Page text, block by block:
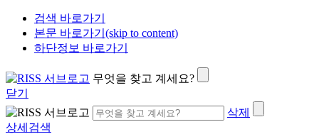
검색 바로가기
본문 바로가기(skip to content)
하단정보 바로가기
무엇을 찾고 계세요?
닫기
삭제
상세검색